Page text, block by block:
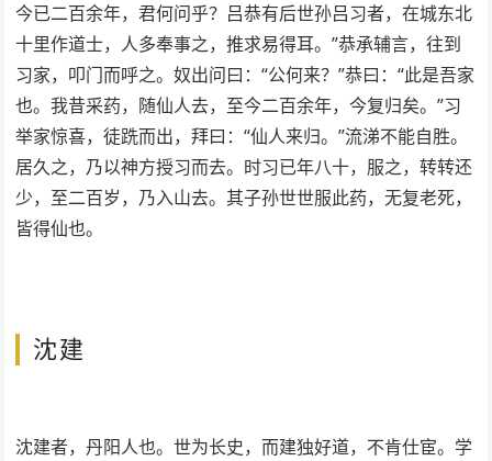
今已二百余年，君何问乎？吕恭有后世孙吕习者，在城东北
十里作道士，人多奉事之，推求易得耳。”恭承辅言，往到
习家，叩门而呼之。奴出问曰：“公何来？”恭曰：“此是吾家
也。我昔采药，随仙人去，至今二百余年，今复归矣。”习
举家惊喜，徒跣而出，拜曰：“仙人来归。”流涕不能自胜。
居久之，乃以神方授习而去。时习已年八十，服之，转转还
少，至二百岁，乃入山去。其子孙世世服此药，无复老死，
皆得仙也。
沈建
沈建者，丹阳人也。世为长史，而建独好道，不肯仕宦。学